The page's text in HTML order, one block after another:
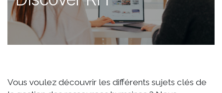
Vous voulez découvrir les différents sujets clés de